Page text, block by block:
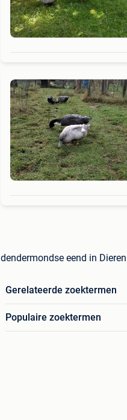
dendermondse eend in
Gerelateerde zoektermen
Populaire zoektermen